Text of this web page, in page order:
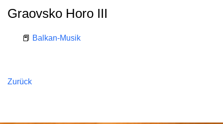
Graovsko Horo III
📕 Balkan-Musik
Zurück